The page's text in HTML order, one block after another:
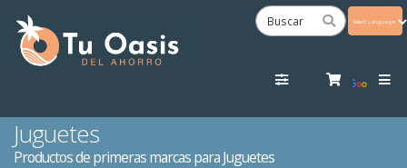
Juguetes
Productos de primeras marcas para Juguetes